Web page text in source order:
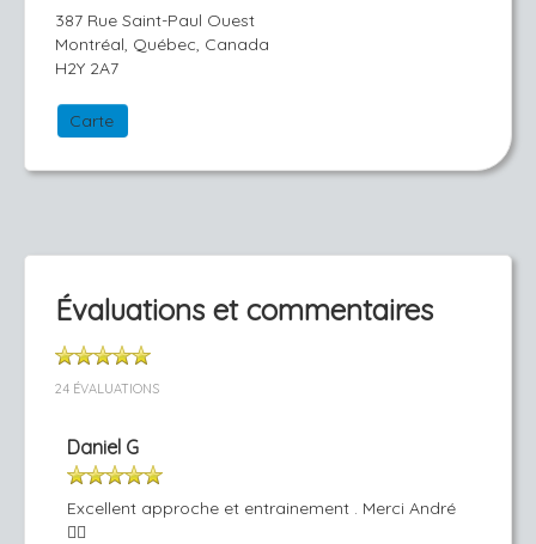
387 Rue Saint-Paul Ouest
Montréal, Québec, Canada
H2Y 2A7
Carte
Évaluations et commentaires
24 ÉVALUATIONS
Daniel G
Excellent approche et entrainement . Merci André
👍🏻